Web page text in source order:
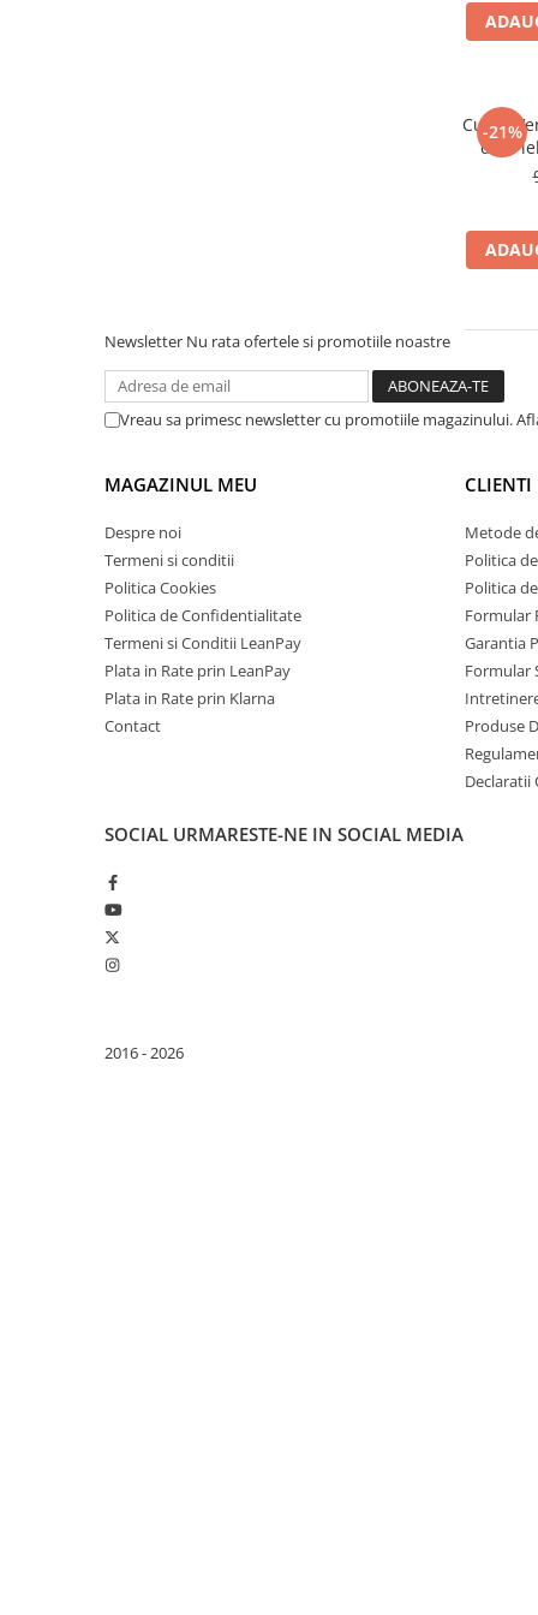
Tablete Ulefone
Smartwatch Ulefone
Huse protectie Ulefone
Telefoane Mobile Doogee
Tablete Doogee
Produse Hotwav
Telefoane Mobile Hotwav
Produse Unihertz
Telefoane Mobile Unihertz
Telefoane Mobile Blackview
Casti Audio Blackview
Produse Fossibot
Telefoane Mobile Fossibot
Telefoane Mobile Oukitel
-21%
Curea
din
Newsletter Nu rata ofertele si promotiile noastre
Vreau sa primesc newsletter cu promotiile magazinului.
MAGAZINUL MEU
Despre noi
Termeni si conditii
Politica Cookies
Politica de Confidentialitate
Termeni si Conditii LeanPay
Plata in Rate prin LeanPay
Plata in Rate prin Klarna
Contact
CLIENTI
Metode
Politica
Politica
Formular
Garantia
Formular
Produse
SOCIAL URMARESTE-NE IN SOCIAL MEDIA
2016 - 2026